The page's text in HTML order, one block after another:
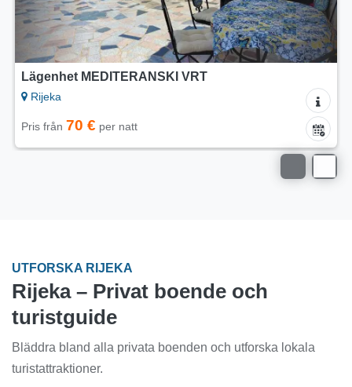
5/5
Lägenheter InCenter Rijeka
Rijeka
Pris från 50 € per natt
UTFORSKA RIJEKA
Rijeka – Privat boende och
turistguide
Bläddra bland alla privata boenden och utforska lokala
turistattraktioner.